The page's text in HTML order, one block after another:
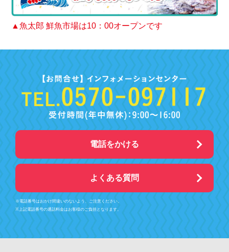
▲魚太郎 鮮魚市場は10：00オープンです
電話をかける
よくある質問
※電話番号はおかけ間違いのないよう、ご注意ください。
※上記電話番号の通話料金はお客様のご負担となります。